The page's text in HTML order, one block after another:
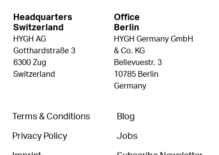
Headquarters
Switzerland
HYGH AG
Gotthardstraße 3
6300 Zug
Switzerland
Office
Berlin
HYGH Germany GmbH
& Co. KG
Bellevuestr. 3
10785 Berlin
Germany
Terms & Conditions
Privacy Policy
Blog
Jobs